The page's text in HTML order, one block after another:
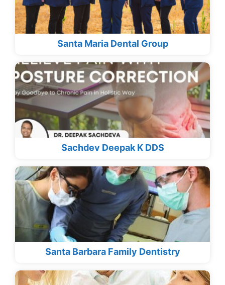
Santa Maria Dental Group
Sachdev Deepak K DDS
Santa Barbara Family Dentistry